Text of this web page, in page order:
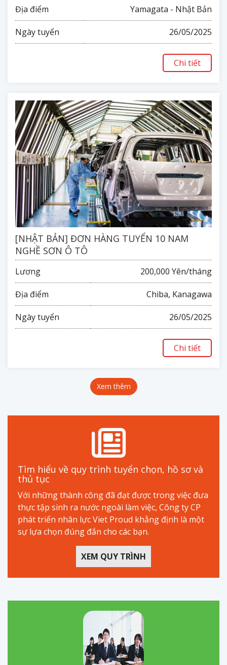
Địa điểm Yamagata - Nhật Bản
Ngày tuyển 26/05/2025
Chi tiết
[NHẬT BẢN] ĐƠN HÀNG TUYỂN 10 NAM
NGHỀ SƠN Ô TÔ
Lương 200,000 Yên/tháng
Địa điểm Chiba, Kanagawa
Ngày tuyển 26/05/2025
Chi tiết
Xem thêm
Tìm hiểu về quy trình tuyển chọn, hồ sơ và
thủ tục
Với những thành công đã đạt được trong việc đưa
thực tập sinh ra nước ngoài làm việc, Công ty CP
phát triển nhân lực Viet Proud khẳng định là một
sự lựa chọn đúng đắn cho các bạn.
XEM QUY TRÌNH